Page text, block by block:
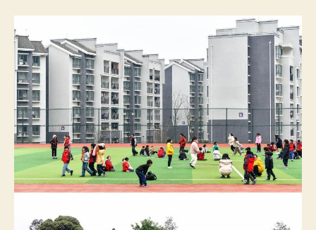
+丨
五
年
后，
那
个
搬
出
大
山
的
女